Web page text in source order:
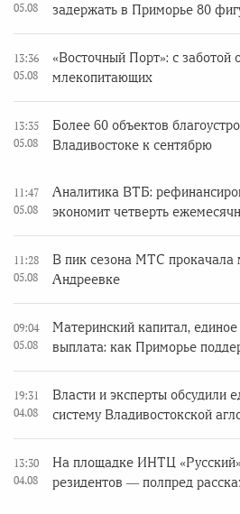
05.08
задержать в Приморье 80
13:36
05.08
«Восточный Порт»: с заботой
млекопитающих
13:35
05.08
Более 60 объектов
Владивостоке к сентябрю
11:47
05.08
Аналитика ВТБ:
экономит четверть
11:28
05.08
В пик сезона МТС прокачала
Андреевке
09:04
05.08
Материнский капитал,
выплата: как Приморье
19:31
04.08
Власти и эксперты обсудили
систему Владивостокской
13:30
04.08
На площадке ИНТЦ «Русский»
резидентов — полпред